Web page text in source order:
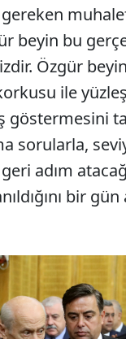
beyin bu
Özgür
ile
göstermesini
sorularla,
adım
bir gün